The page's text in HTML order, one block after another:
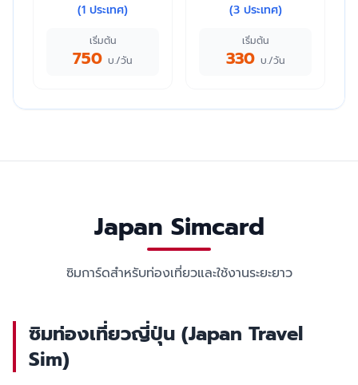
(1 ประเทศ)
เริ่มต้น
750 บ./วัน
(3 ประเทศ)
เริ่มต้น
330 บ./วัน
Japan Simcard
ซิมการ์ดสำหรับท่องเที่ยวและใช้งานระยะยาว
ซิมท่องเที่ยวญี่ปุ่น (Japan Travel
Sim)